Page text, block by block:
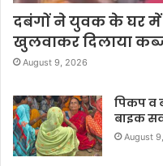
दबंगों ने युवक के घर में
खुलवाकर दिलाया
August 9, 2026
पिकप व
बाइक
August